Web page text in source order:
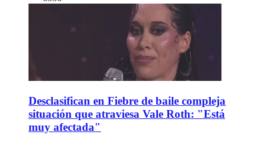
Desclasifican en Fiebre de baile compleja
situación que atraviesa Vale Roth: "Está
muy afectada"